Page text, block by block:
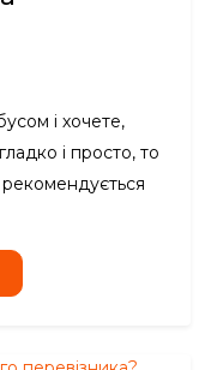
і хочете,
і просто, то